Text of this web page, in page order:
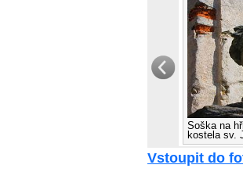
Soška na
kostela sv.
Vstoupit do